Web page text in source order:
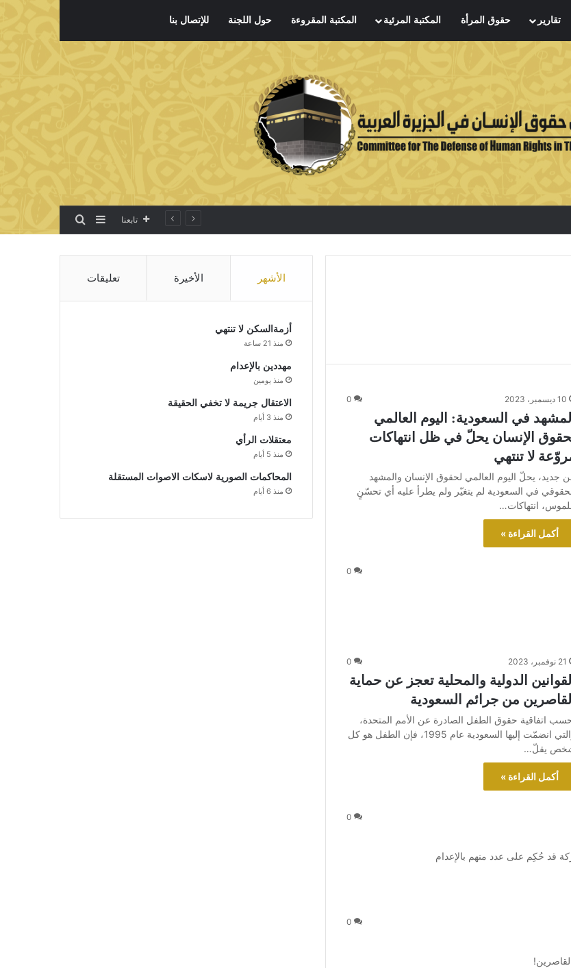
تقارير حقوق المرأة المكتبة المرئية المكتبة المقروءة حول اللجنة للإتصال بنا
تابعنا إضافة عمود جانبي
بحث عن
10 ديسمبر، 2023 0
المشهد في السعودية: اليوم العالمي
الإنسان يحلّ في ظل انتهاكات
لا تنتهي
جديد، يحلّ اليوم العالمي لحقوق الإنسان والمشهد
في السعودية لم يتغيّر ولم يطرأ عليه أي تحسّنٍ
انتهاكات…
أكمل القراءة »
0
21 نوفمبر، 2023 0
القوانين الدولية والمحلية تعجز عن حماية
القاصرين من جرائم السعودية
اتفاقية حقوق الطفل الصادرة عن الأمم المتحدة،
والتي انضمّت إليها السعودية عام 1995، فإن الطفل هو كل
يقلّ…
أكمل القراءة »
0
قد حُكِم على عدد منهم بالإعدام
0
الأشهر الأخيرة تعليقات
أزمةالسكن لا تنتهي
منذ 21 ساعة
مهددين بالإعدام
منذ يومين
الاعتقال جريمة لا تخفي الحقيقة
منذ 3 أيام
معتقلات الرأي
منذ 5 أيام
المحاكمات الصورية لاسكات الاصوات المستقلة
منذ 6 أيام